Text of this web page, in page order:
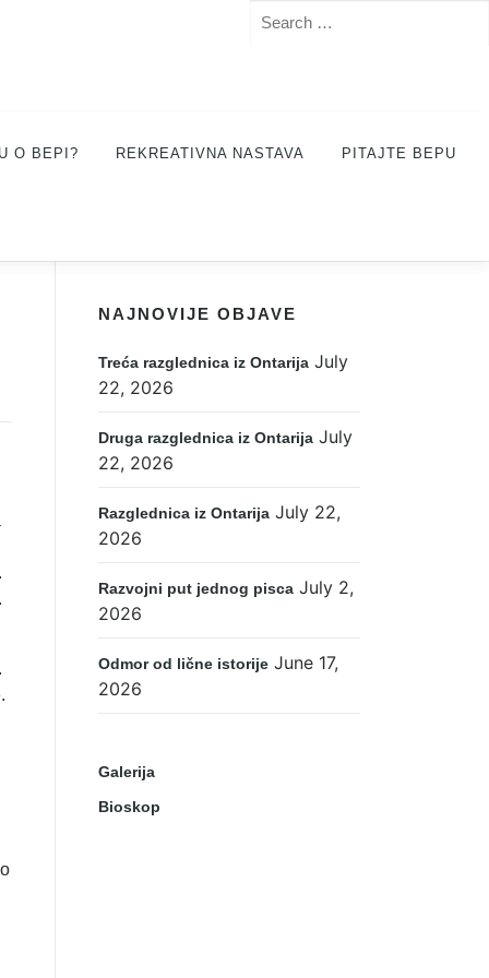
Search
O BEPI? REKREATIVNA NASTAVA PITAJTE BEPU
NAJNOVIJE OBJAVE
Treća razglednica iz Ontarija July
22, 2026
Druga razglednica iz Ontarija July
22, 2026
Razglednica iz Ontarija July 22,
2026
Razvojni put jednog pisca July 2,
2026
Odmor od lične istorije June 17,
2026
Galerija
Bioskop